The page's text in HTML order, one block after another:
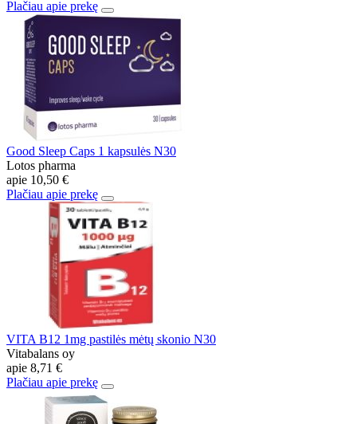
Plačiau apie prekę
Good Sleep Caps 1 kapsulės N30
Lotos pharma
apie 10,50 €
Plačiau apie prekę
VITA B12 1mg pastilės mėtų skonio N30
Vitabalans oy
apie 8,71 €
Plačiau apie prekę